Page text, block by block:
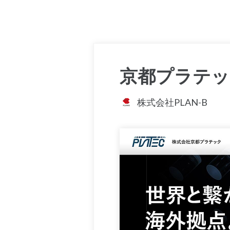
京都プラテ
株式会社PLAN-B